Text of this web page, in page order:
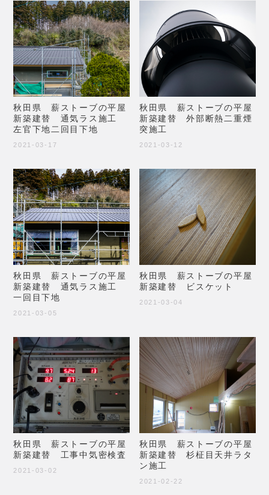
秋田県 薪ストーブの平屋
新築建替 通気ラス施工
左官下地二回目下地
2021-03-17
秋田県 薪ストーブの平屋
新築建替 外部断熱二重煙
突施工
2021-03-12
秋田県 薪ストーブの平屋
新築建替 通気ラス施工
一回目下地
2021-03-05
秋田県 薪ストーブの平屋
新築建替 ビスケット
2021-03-04
秋田県 薪ストーブの平屋
新築建替 工事中気密検査
2021-03-02
秋田県 薪ストーブの平屋
新築建替 杉柾目天井ラタ
ン施工
2021-02-22